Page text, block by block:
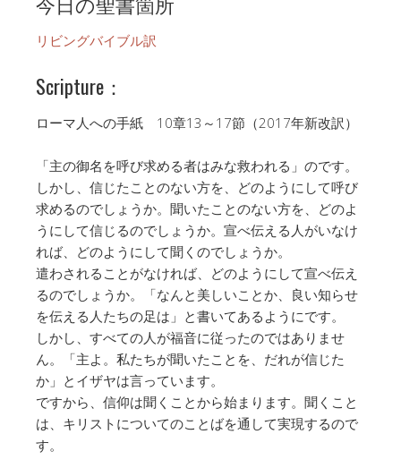
リビングバイブル訳
Scripture：
ローマ人への手紙 10章13～17節（2017年新改訳）
「主の御名を呼び求める者はみな救われる」のです。
しかし、信じたことのない方を、どのようにして呼び
求めるのでしょうか。聞いたことのない方を、どのよ
うにして信じるのでしょうか。宣べ伝える人がいなけ
れば、どのようにして聞くのでしょうか。
遣わされることがなければ、どのようにして宣べ伝え
るのでしょうか。「なんと美しいことか、良い知らせ
を伝える人たちの足は」と書いてあるようにです。
しかし、すべての人が福音に従ったのではありませ
ん。「主よ。私たちが聞いたことを、だれが信じた
か」とイザヤは言っています。
ですから、信仰は聞くことから始まります。聞くこと
は、キリストについてのことばを通して実現するので
す。